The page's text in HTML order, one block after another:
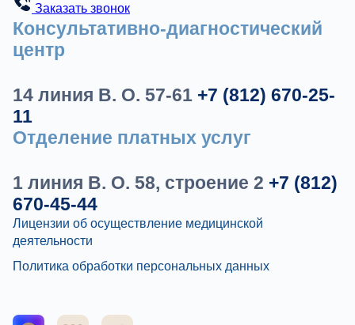
Заказать звонок
Консультативно-диагностический
центр
14 линия В. О. 57-61 +7 (812) 670-25-
11
Отделение платных услуг
1 линия В. О. 58, строение 2 +7 (812)
670-45-44
Лицензии об осуществление медицинской
деятельности
Политика обработки персональных данных